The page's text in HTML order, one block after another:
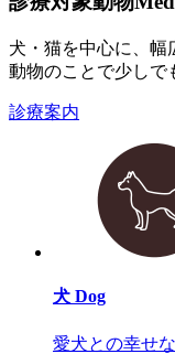
犬・猫を中心に、幅
動物のことで少しで
診療案内
犬 Dog
愛犬との幸せ